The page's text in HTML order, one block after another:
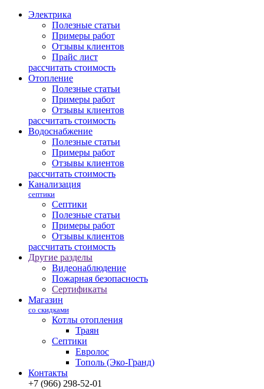
Электрика
Полезные статьи
Примеры работ
Отзывы клиентов
Прайс лист
рассчитать стоимость
Отопление
Полезные статьи
Примеры работ
Отзывы клиентов
рассчитать стоимость
Водоснабжение
Полезные статьи
Примеры работ
Отзывы клиентов
рассчитать стоимость
Канализация
септики
Септики
Полезные статьи
Примеры работ
Отзывы клиентов
рассчитать стоимость
Другие разделы
Видеонаблюдение
Пожарная безопасность
Сертификаты
Магазин
со скидками
Котлы отопления
Траян
Септики
Евролос
Тополь (Эко-Гранд)
Контакты
+7 (966) 298-52-01